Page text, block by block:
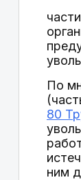
По
80
ним